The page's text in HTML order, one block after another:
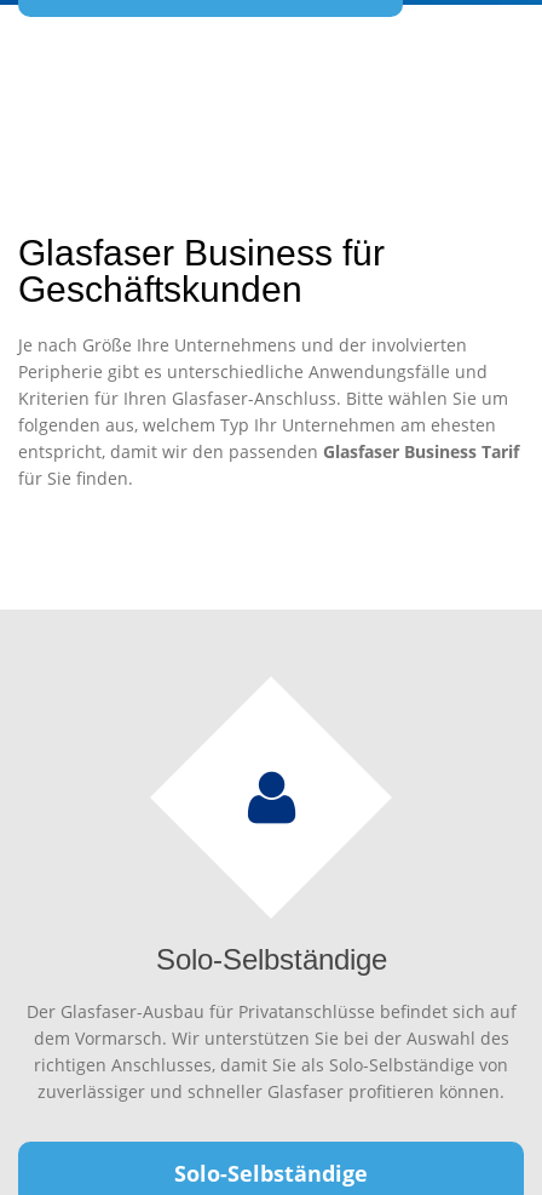
Glasfaser Business für
Geschäftskunden
Je nach Größe Ihre Unternehmens und der involvierten
Peripherie gibt es unterschiedliche Anwendungsfälle und
Kriterien für Ihren Glasfaser-Anschluss. Bitte wählen Sie um
folgenden aus, welchem Typ Ihr Unternehmen am ehesten
entspricht, damit wir den passenden Glasfaser Business Tarif
für Sie finden.
Solo-Selbständige
Der Glasfaser-Ausbau für Privatanschlüsse befindet sich auf
dem Vormarsch. Wir unterstützen Sie bei der Auswahl des
richtigen Anschlusses, damit Sie als Solo-Selbständige von
zuverlässiger und schneller Glasfaser profitieren können.
Solo-Selbständige